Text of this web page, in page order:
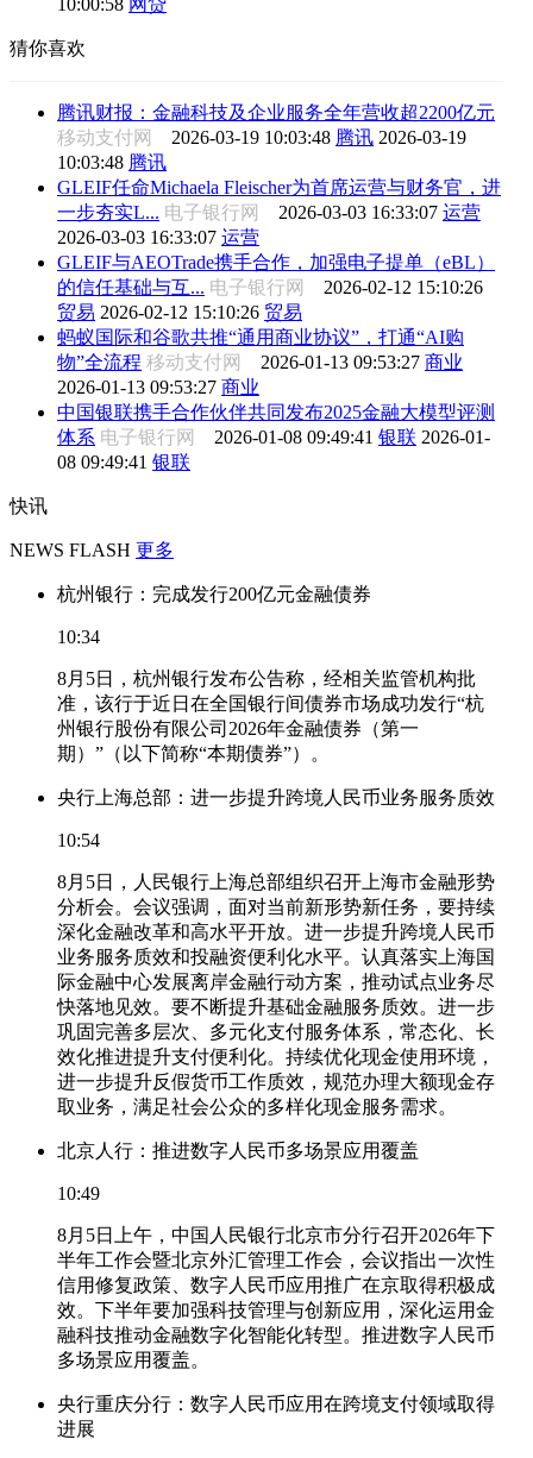
猜你喜欢
腾讯财报：金融科技及企业服务全年营收超2200亿元
移动支付网 2026-03-19 10:03:48 腾讯 2026-03-19
10:03:48 腾讯
GLEIF任命Michaela Fleischer为首席运营与财务官，进
一步夯实L... 电子银行网 2026-03-03 16:33:07 运营
2026-03-03 16:33:07 运营
GLEIF与AEOTrade携手合作，加强电子提单（eBL）
的信任基础与互... 电子银行网 2026-02-12 15:10:26
贸易 2026-02-12 15:10:26 贸易
蚂蚁国际和谷歌共推“通用商业协议”，打通“AI购
物”全流程 移动支付网 2026-01-13 09:53:27 商业
2026-01-13 09:53:27 商业
中国银联携手合作伙伴共同发布2025金融大模型评测
体系 电子银行网 2026-01-08 09:49:41 银联 2026-01-
08 09:49:41 银联
快讯
NEWS FLASH 更多
杭州银行：完成发行200亿元金融债券
10:34
8月5日，杭州银行发布公告称，经相关监管机构批
准，该行于近日在全国银行间债券市场成功发行“杭
州银行股份有限公司2026年金融债券（第一
期）”（以下简称“本期债券”）。
央行上海总部：进一步提升跨境人民币业务服务质效
10:54
8月5日，人民银行上海总部组织召开上海市金融形势
分析会。会议强调，面对当前新形势新任务，要持续
深化金融改革和高水平开放。进一步提升跨境人民币
业务服务质效和投融资便利化水平。认真落实上海国
际金融中心发展离岸金融行动方案，推动试点业务尽
快落地见效。要不断提升基础金融服务质效。进一步
巩固完善多层次、多元化支付服务体系，常态化、长
效化推进提升支付便利化。持续优化现金使用环境，
进一步提升反假货币工作质效，规范办理大额现金存
取业务，满足社会公众的多样化现金服务需求。
北京人行：推进数字人民币多场景应用覆盖
10:49
8月5日上午，中国人民银行北京市分行召开2026年下
半年工作会暨北京外汇管理工作会，会议指出一次性
信用修复政策、数字人民币应用推广在京取得积极成
效。下半年要加强科技管理与创新应用，深化运用金
融科技推动金融数字化智能化转型。推进数字人民币
多场景应用覆盖。
央行重庆分行：数字人民币应用在跨境支付领域取得
进展